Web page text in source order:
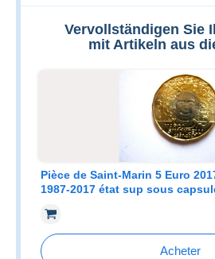
Vervollständigen Sie
mit Artikeln aus
Pièce de Saint-Marin 5 Euro
1987-2017 état sup sous
Acheter